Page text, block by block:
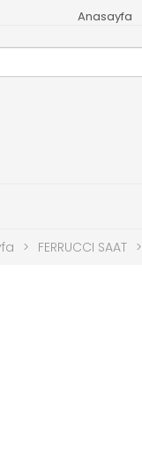
Anasayfa
> FERRUCCI SAAT >